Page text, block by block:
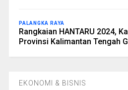
PALANGKA RAYA
Rangkaian HANTARU 2024,
Provinsi Kalimantan Tengah
EKONOMI & BISNIS